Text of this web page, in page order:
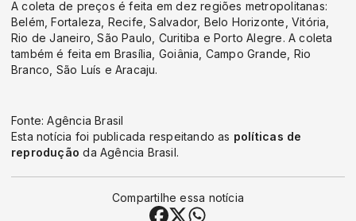
A coleta de preços é feita em dez regiões metropolitanas:
Belém, Fortaleza, Recife, Salvador, Belo Horizonte, Vitória,
Rio de Janeiro, São Paulo, Curitiba e Porto Alegre. A coleta
também é feita em Brasília, Goiânia, Campo Grande, Rio
Branco, São Luís e Aracaju.
Fonte: Agência Brasil
Esta notícia foi publicada respeitando as políticas de
reprodução da Agência Brasil.
Compartilhe essa notícia